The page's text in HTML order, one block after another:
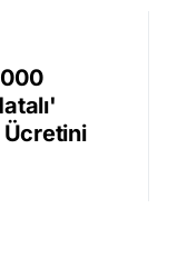
Ücretini